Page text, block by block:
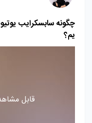
چگونه سابسکرایب
یم؟
قابل